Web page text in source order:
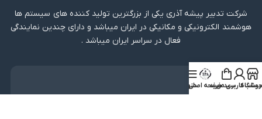
شرکت تدبیر پیشه آذری یکی از بزرگترین تولید کننده های سیستم ها
هوشمند الکترونیکی و مکانیکی در ایران میباشد و دارای چندین نمایندگی
فعال در سراسر ایران میباشد .
دریافت اپلیکیشن
حساب کاربری من
سبد خریدصفحه اصلی
منو